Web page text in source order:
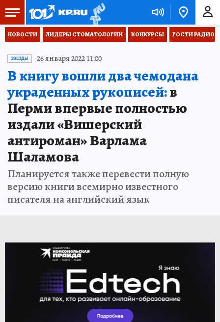
НОВОСТИ ЛИДЕРЫ СТОМАТОЛОГИИ КОНКУРСЫ ГОСТИ РАДИО
ЗВЕЗДЫ 26 января 2022 11:00
В книгу вошли два чемодана
украденных рукописей:в
Перми впервые полностью
издали «Вишерский
антироман» Варлама
Шаламова
Планируется также перевести полную
версию книги всемирно известного
писателя на английский язык